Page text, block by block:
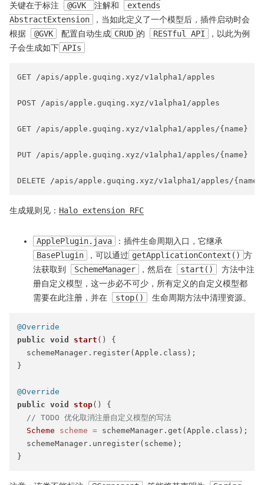
关键在于标注 @GVK 注解和
extends
AbstractExtension
，当如此定义了一个模型后，插件启动时会
根据
@GVK 配置自动生成 CRUD 的 RESTful API
，以此为例
子会生成如下 APIs
GET /apis/apple.guqing.xyz/v1alpha1/apples
POST /apis/apple.guqing.xyz/v1alpha1/apples
GET /apis/apple.guqing.xyz/v1alpha1/apples/{name}
PUT /apis/apple.guqing.xyz/v1alpha1/apples/{name}
生成规则见： Halo extension RFC
ApplePlugin.java
：插件生命周期入口，它继承
BasePlugin
，可以通过 getApplicationContext() 方
法获取到
SchemeManager ，然后在 start()
方法中注
册自定义模型，这一步必不可少，所有定义的自定义模型都
需要在此注册，并在
stop() 生命周期方法中清理资源。
@Override
public void start ()
{
  schemeManager.register(Apple.class);
}
@Override
public void stop()
{
// TODO 优化取消注册自定义模型的写法
Scheme
scheme = schemeManager.get(Apple.class);
  schemeManager.unregister(scheme);